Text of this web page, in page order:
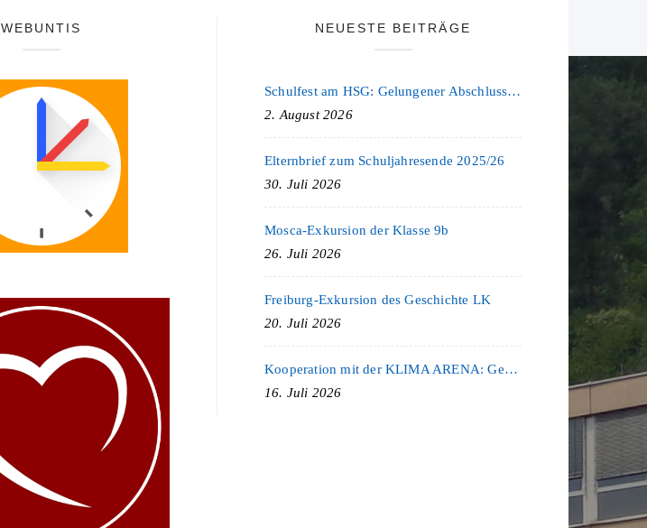
WEBUNTIS NEUESTE BEITRÄGE
Schulfest am HSG: Gelungener Abschluss eines ereignisreichen Schuljahres
2. August 2026
Elternbrief zum Schuljahresende 2025/26
30. Juli 2026
Mosca-Exkursion der Klasse 9b
26. Juli 2026
Freiburg-Exkursion des Geschichte LK
20. Juli 2026
Kooperation mit der KLIMA ARENA: Gemeinsam für Nachhaltigkeit und Klimaschutz
16. Juli 2026